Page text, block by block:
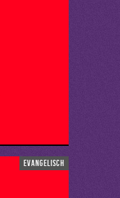
evangelisch